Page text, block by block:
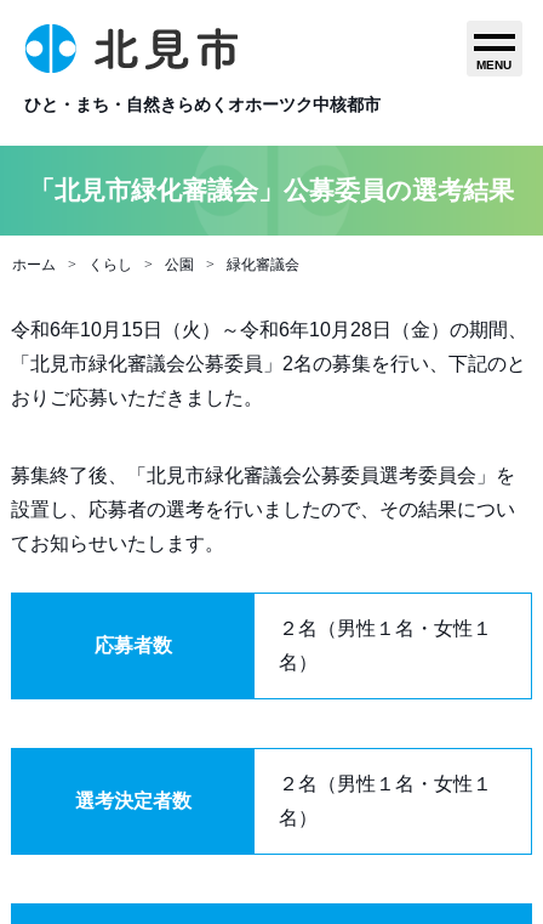
ひと・まち・自然きらめくオホーツク中核都市
MENU
「北見市緑化審議会」公募委員の選考結果
ホーム くらし 公園 緑化審議会
令和6年10月15日（火）～令和6年10月28日（金）の期間、
「北見市緑化審議会公募委員」2名の募集を行い、下記のと
おりご応募いただきました。
募集終了後、「北見市緑化審議会公募委員選考委員会」を
設置し、応募者の選考を行いましたので、その結果につい
てお知らせいたします。
応募者数
２名（男性１名・女性１
名）
選考決定者数
２名（男性１名・女性１
名）